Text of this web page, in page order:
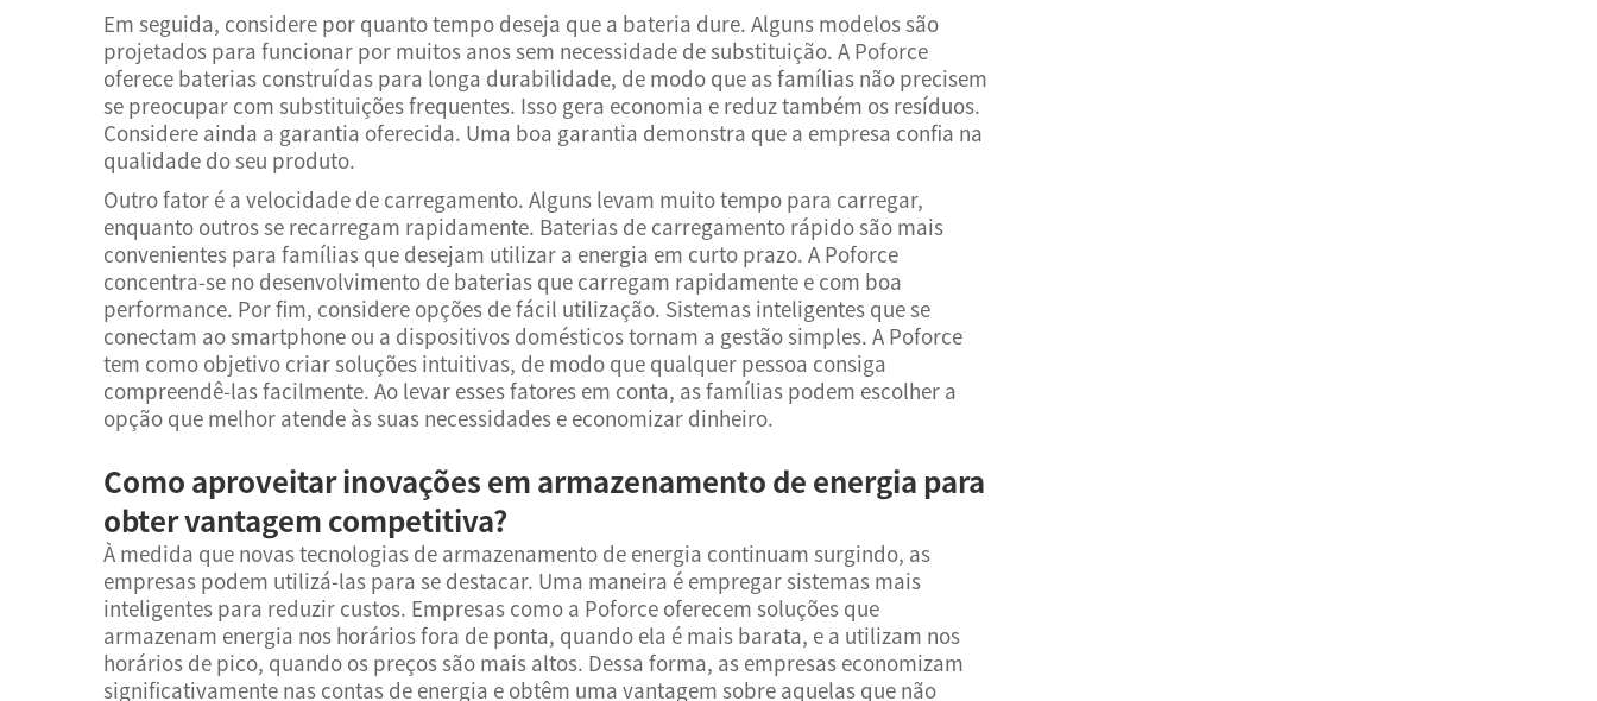
Em seguida, considere por quanto tempo deseja que a bateria dure. Alguns modelos são
projetados para funcionar por muitos anos sem necessidade de substituição. A Poforce
oferece baterias construídas para longa durabilidade, de modo que as famílias não precisem
se preocupar com substituições frequentes. Isso gera economia e reduz também os resíduos.
Considere ainda a garantia oferecida. Uma boa garantia demonstra que a empresa confia na
qualidade do seu produto.
Outro fator é a velocidade de carregamento. Alguns levam muito tempo para carregar,
enquanto outros se recarregam rapidamente. Baterias de carregamento rápido são mais
convenientes para famílias que desejam utilizar a energia em curto prazo. A Poforce
concentra-se no desenvolvimento de baterias que carregam rapidamente e com boa
performance. Por fim, considere opções de fácil utilização. Sistemas inteligentes que se
conectam ao smartphone ou a dispositivos domésticos tornam a gestão simples. A Poforce
tem como objetivo criar soluções intuitivas, de modo que qualquer pessoa consiga
compreendê-las facilmente. Ao levar esses fatores em conta, as famílias podem escolher a
opção que melhor atende às suas necessidades e economizar dinheiro.
Como aproveitar inovações em armazenamento de energia para
obter vantagem competitiva?
À medida que novas tecnologias de armazenamento de energia continuam surgindo, as
empresas podem utilizá-las para se destacar. Uma maneira é empregar sistemas mais
inteligentes para reduzir custos. Empresas como a Poforce oferecem soluções que
armazenam energia nos horários fora de ponta, quando ela é mais barata, e a utilizam nos
horários de pico, quando os preços são mais altos. Dessa forma, as empresas economizam
significativamente nas contas de energia e obtêm uma vantagem sobre aquelas que não